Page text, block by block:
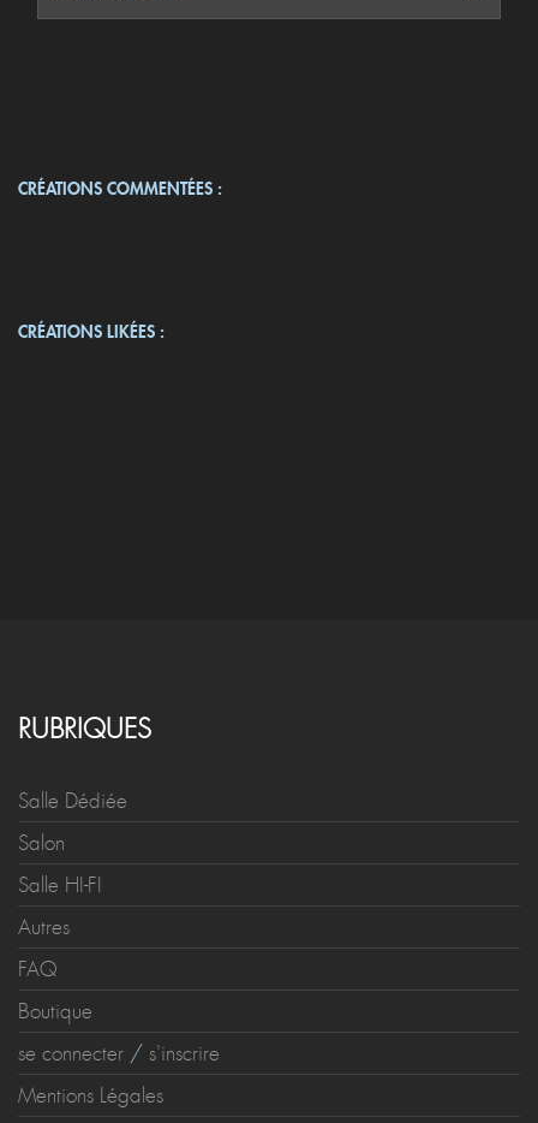
CRÉATIONS COMMENTÉES :
CRÉATIONS LIKÉES :
RUBRIQUES
Salle Dédiée
Salon
Salle HI-FI
Autres
FAQ
Boutique
se connecter / s'inscrire
Mentions Légales